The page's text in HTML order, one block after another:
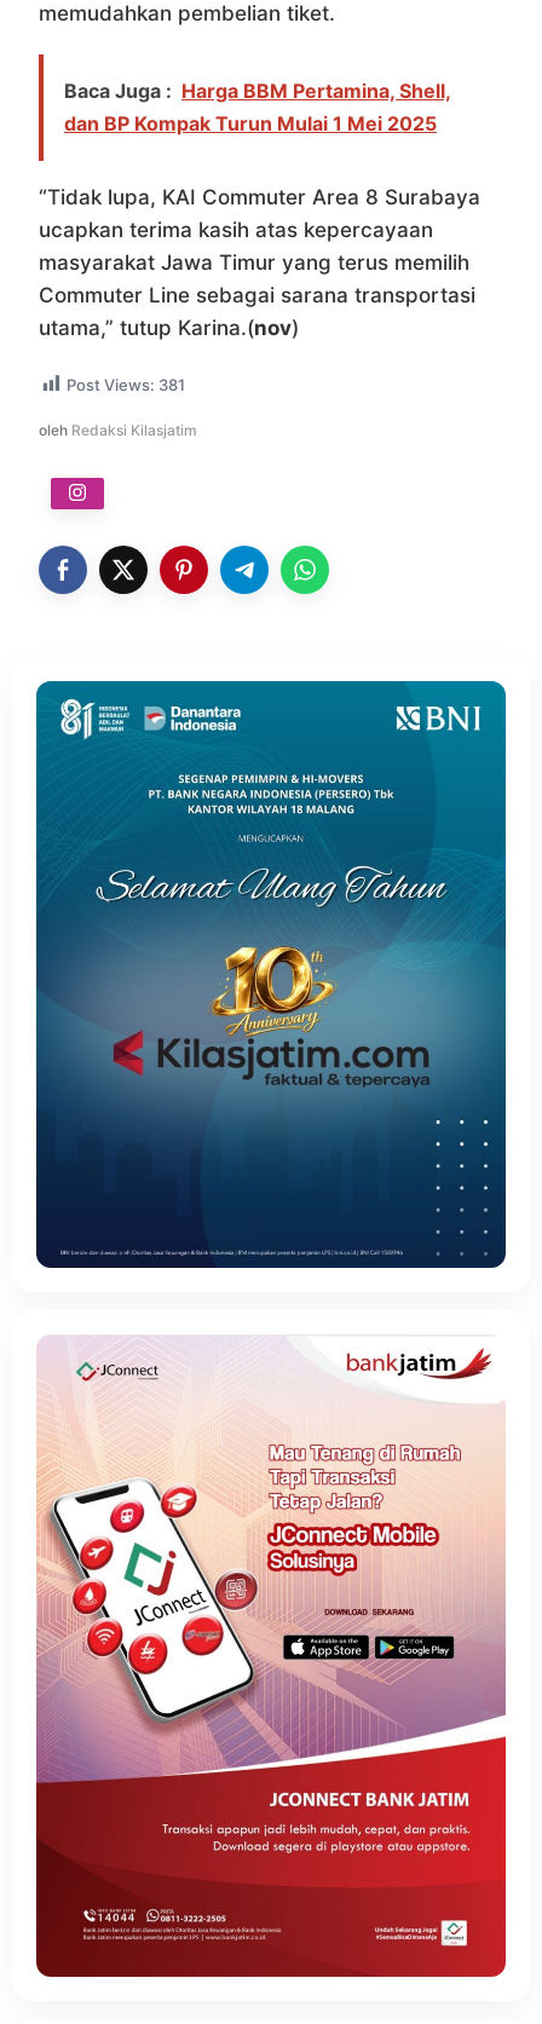
memudahkan pembelian tiket.
Baca Juga : Harga BBM Pertamina, Shell,
dan BP Kompak Turun Mulai 1 Mei 2025
“Tidak lupa, KAI Commuter Area 8 Surabaya
ucapkan terima kasih atas kepercayaan
masyarakat Jawa Timur yang terus memilih
Commuter Line sebagai sarana transportasi
utama,” tutup Karina.(nov)
Post Views: 381
oleh Redaksi Kilasjatim